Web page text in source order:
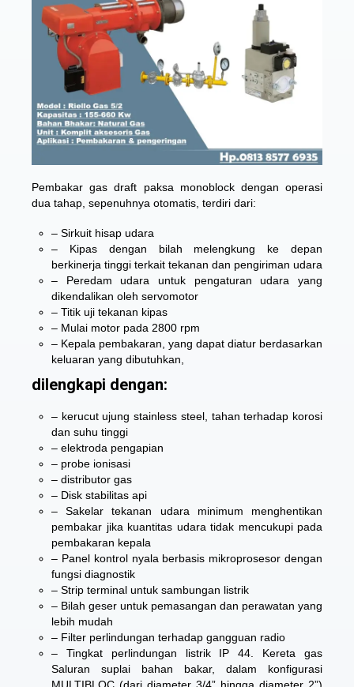
Pembakar gas draft paksa monoblock dengan operasi
dua tahap, sepenuhnya otomatis, terdiri dari:
– Sirkuit hisap udara
– Kipas dengan bilah melengkung ke depan
berkinerja tinggi terkait tekanan dan pengiriman udara
– Peredam udara untuk pengaturan udara yang
dikendalikan oleh servomotor
– Titik uji tekanan kipas
– Mulai motor pada 2800 rpm
– Kepala pembakaran, yang dapat diatur berdasarkan
keluaran yang dibutuhkan,
dilengkapi dengan:
– kerucut ujung stainless steel, tahan terhadap korosi
dan suhu tinggi
– elektroda pengapian
– probe ionisasi
– distributor gas
– Disk stabilitas api
– Sakelar tekanan udara minimum menghentikan
pembakar jika kuantitas udara tidak mencukupi pada
pembakaran kepala
– Panel kontrol nyala berbasis mikroprosesor dengan
fungsi diagnostik
– Strip terminal untuk sambungan listrik
– Bilah geser untuk pemasangan dan perawatan yang
lebih mudah
– Filter perlindungan terhadap gangguan radio
– Tingkat perlindungan listrik IP 44. Kereta gas
Saluran suplai bahan bakar, dalam konfigurasi